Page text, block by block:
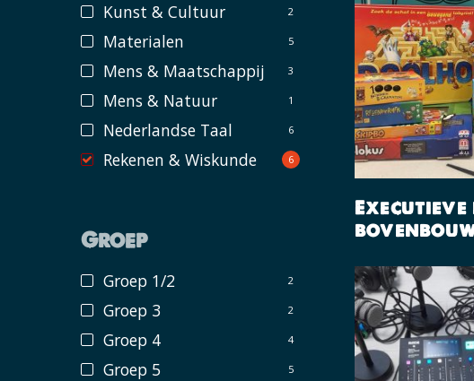
Kunst & Cultuur 2
Materialen 5
Mens & Maatschappij 3
Mens & Natuur 1
Nederlandse Taal 6
Rekenen & Wiskunde 6
Groep
Groep 1/2 2
Groep 3 2
Groep 4 4
Groep 5 5